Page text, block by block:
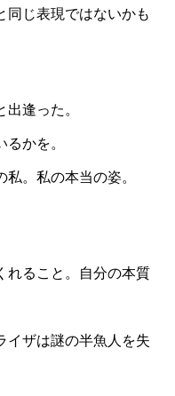
同じ表現ではないかも
逢った。
かを。
。私の本当の姿。
れること。自分の本質
イザは謎の半魚人を失